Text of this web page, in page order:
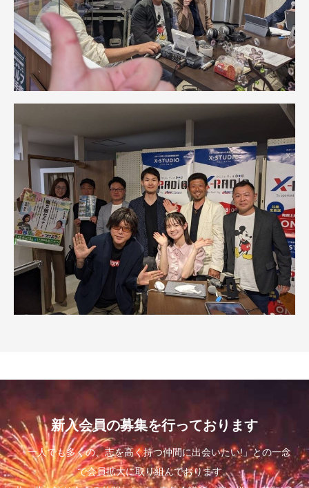
新入会員の募集を行っております
「一人でも多くの、志を高く持つ仲間に出会いたい!」との一念
で会員拡大に取り組んでおります。